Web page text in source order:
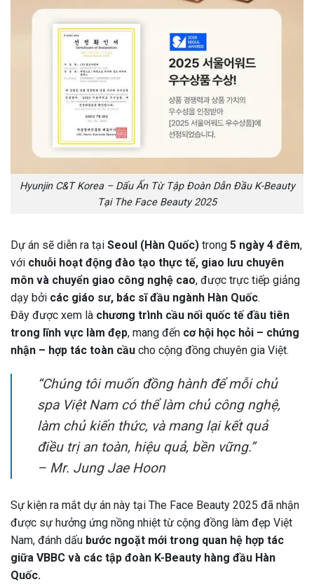
Hyunjin C&T Korea – Dấu Ấn Từ Tập Đoàn Dẫn Đầu K-Beauty
Tại The Face Beauty 2025
Dự án sẽ diễn ra tại Seoul (Hàn Quốc) trong 5 ngày 4 đêm,
với chuỗi hoạt động đào tạo thực tế, giao lưu chuyên
môn và chuyển giao công nghệ cao, được trực tiếp giảng
dạy bởi các giáo sư, bác sĩ đầu ngành Hàn Quốc.
Đây được xem là chương trình cầu nối quốc tế đầu tiên
trong lĩnh vực làm đẹp, mang đến cơ hội học hỏi – chứng
nhận – hợp tác toàn cầu cho cộng đồng chuyên gia Việt.
“Chúng tôi muốn đồng hành để mỗi chủ
spa Việt Nam có thể làm chủ công nghệ,
làm chủ kiến thức, và mang lại kết quả
điều trị an toàn, hiệu quả, bền vững.”
– Mr. Jung Jae Hoon
Sự kiện ra mắt dự án này tại The Face Beauty 2025 đã nhận
được sự hưởng ứng nồng nhiệt từ cộng đồng làm đẹp Việt
Nam, đánh dấu bước ngoặt mới trong quan hệ hợp tác
giữa VBBC và các tập đoàn K-Beauty hàng đầu Hàn
Quốc.